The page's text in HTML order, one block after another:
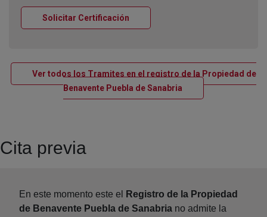
Solicitar Certificación
Ver todos los Tramites en el registro de la Propiedad de
Benavente Puebla de Sanabria Ventana nueva
Cita previa
En este momento este el
Registro de la Propiedad
de Benavente Puebla de Sanabria no admite la